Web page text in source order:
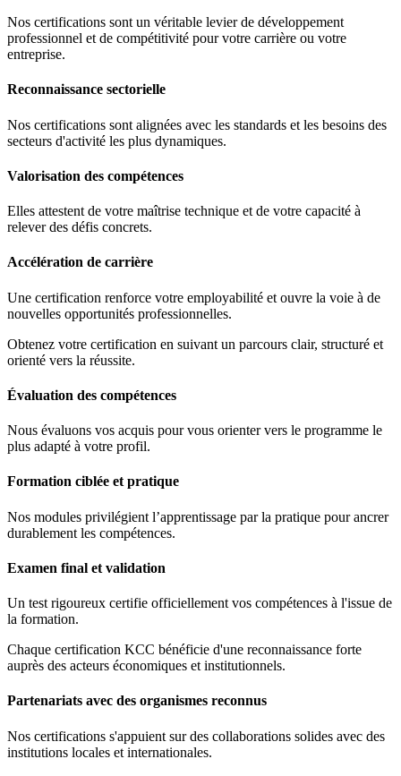
Nos certifications sont un véritable levier de développement
professionnel et de compétitivité pour votre carrière ou votre
entreprise.
Reconnaissance sectorielle
Nos certifications sont alignées avec les standards et les besoins des
secteurs d'activité les plus dynamiques.
Valorisation des compétences
Elles attestent de votre maîtrise technique et de votre capacité à
relever des défis concrets.
Accélération de carrière
Une certification renforce votre employabilité et ouvre la voie à de
nouvelles opportunités professionnelles.
Obtenez votre certification en suivant un parcours clair, structuré et
orienté vers la réussite.
Évaluation des compétences
Nous évaluons vos acquis pour vous orienter vers le programme le
plus adapté à votre profil.
Formation ciblée et pratique
Nos modules privilégient l’apprentissage par la pratique pour ancrer
durablement les compétences.
Examen final et validation
Un test rigoureux certifie officiellement vos compétences à l'issue de
la formation.
Chaque certification KCC bénéficie d'une reconnaissance forte
auprès des acteurs économiques et institutionnels.
Partenariats avec des organismes reconnus
Nos certifications s'appuient sur des collaborations solides avec des
institutions locales et internationales.